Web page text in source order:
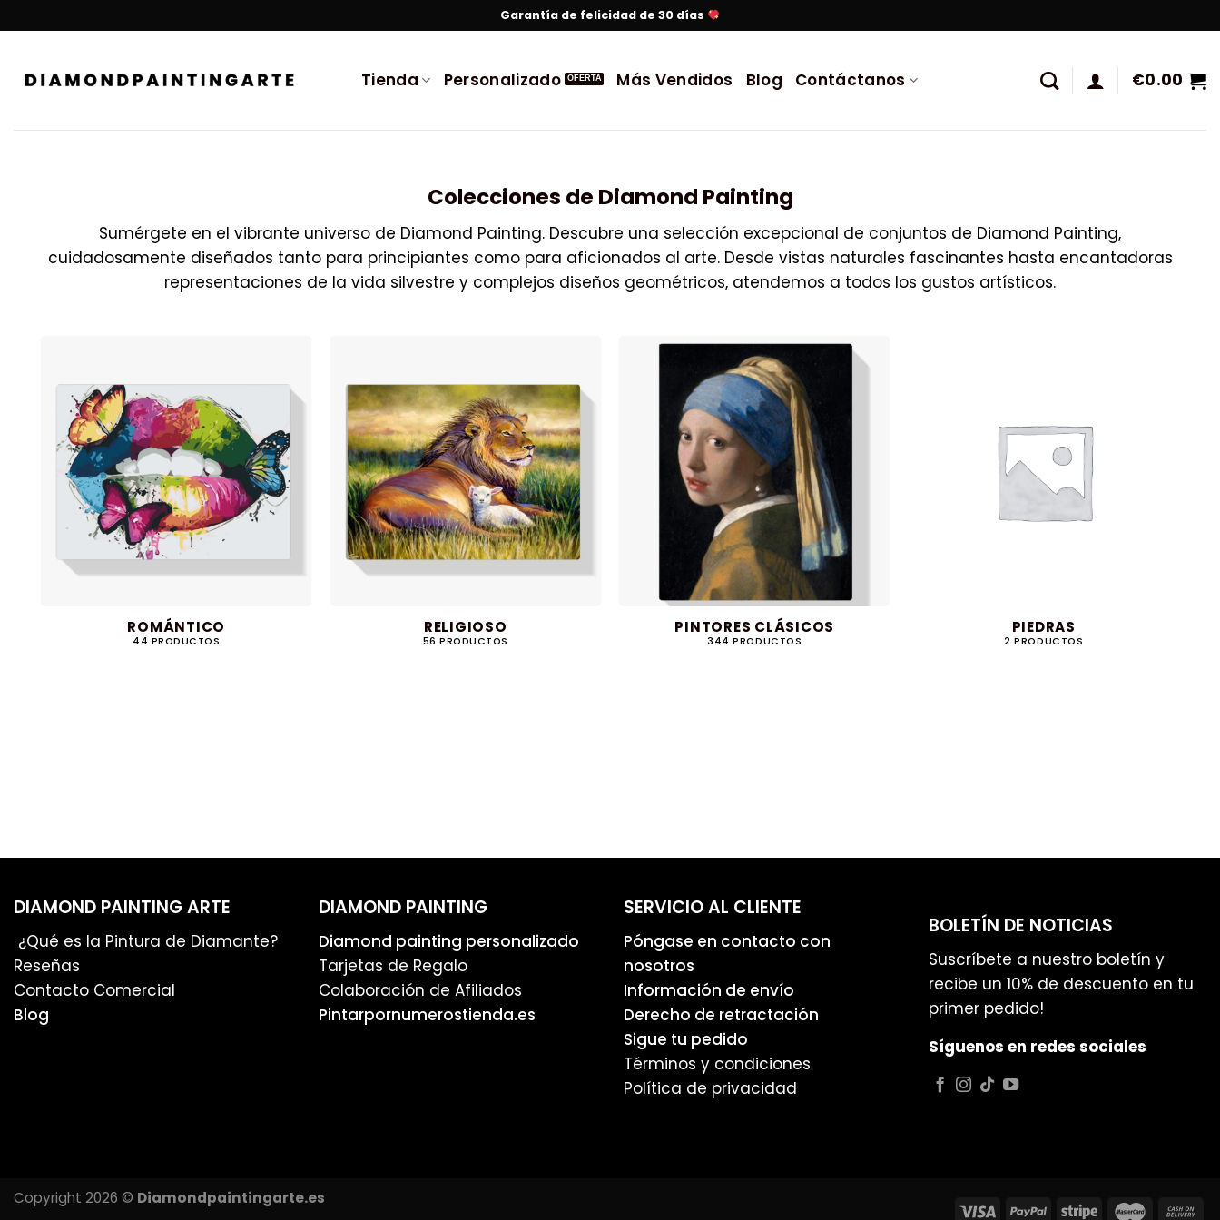
Garantía de felicidad de 30 días
Tienda Personalizado Más Vendidos Blog Contáctanos €0.00
Colecciones de Diamond Painting
Sumérgete en el vibrante universo de Diamond Painting. Descubre una selección excepcional de conjuntos de Diamond Painting,
cuidadosamente diseñados tanto para principiantes como para aficionados al arte. Desde vistas naturales fascinantes hasta encantadoras
representaciones de la vida silvestre y complejos diseños geométricos, atendemos a todos los gustos artísticos.
ROMÁNTICO
44 PRODUCTOS
RELIGIOSO
56 PRODUCTOS
PINTORES CLÁSICOS
344 PRODUCTOS
PIEDRAS
2 PRODUCTOS
DIAMOND PAINTING ARTE
¿Qué es la Pintura de Diamante?
Reseñas
Contacto Comercial
Blog
DIAMOND PAINTING
Diamond painting personalizado
Tarjetas de Regalo
Colaboración de Afiliados
Pintarpornumerostienda.es
SERVICIO AL CLIENTE
Póngase en contacto con
nosotros
Información de envío
Derecho de retractación
Sigue tu pedido
Términos y condiciones
Política de privacidad
BOLETÍN DE NOTICIAS
Suscríbete a nuestro boletín y
recibe un 10% de descuento en tu
primer pedido!
Síguenos en redes sociales
Copyright 2026 © Diamondpaintingarte.es